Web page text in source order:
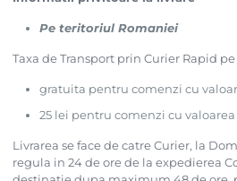
Pe teritoriul Romaniei
Taxa de Transport prin Curier Rapid
gratuita pentru comenzi cu
25 lei pentru comenzi cu
Livrarea se face de catre Curier, la
regula in 24 de ore de la expedierea